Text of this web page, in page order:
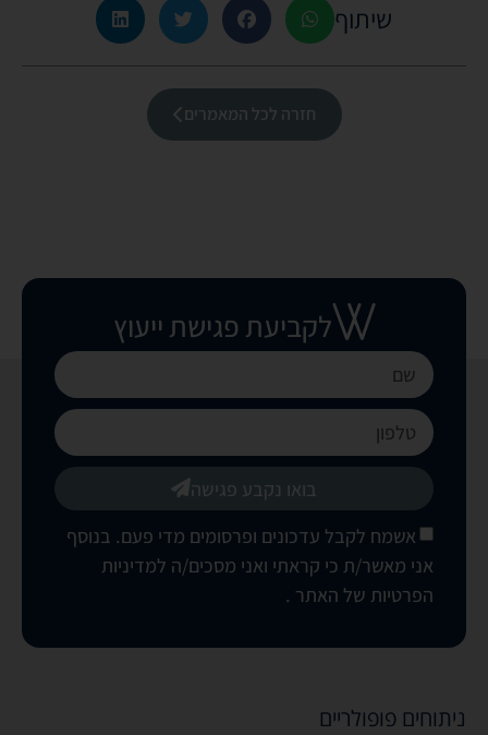
שיתוף
חזרה לכל המאמרים
לקביעת פגישת ייעוץ
אשמח לקבל עדכונים ופרסומים מדי פעם. בנוסף
אני מאשר/ת כי קראתי ואני מסכים/ה למדיניות
הפרטיות של האתר .
בואו נקבע פגישה
ניתוחים פופולריים